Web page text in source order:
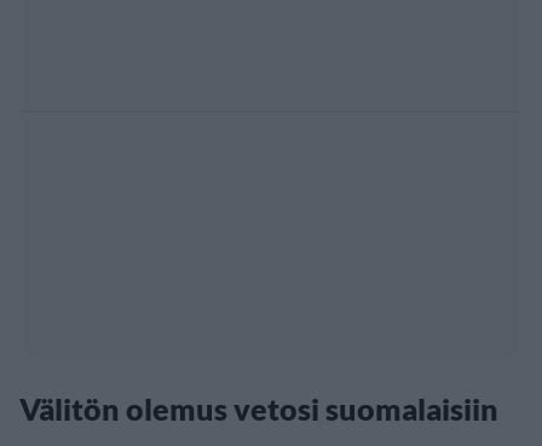
Välitön olemus vetosi suomalaisiin